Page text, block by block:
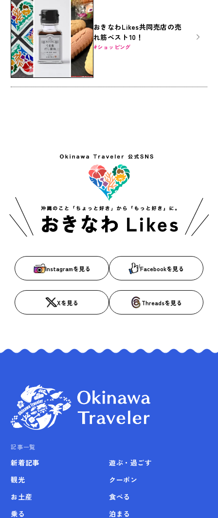
おきなわLikes共同売店の売
れ筋ベスト10！
ショッピング
Instagramを見る Facebookを見る
Xを見る Threadsを見る
記事一覧
新着記事
観光
お土産
乗る
遊ぶ・過ごす
クーポン
食べる
泊まる